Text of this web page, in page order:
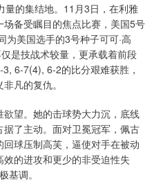
量的集结地。11月3日，在利雅
备受瞩目的焦点比赛，美国5号
为美国选手的3号种子可可·高
是技战术较量，更承载着前段
6-7(4), 6-2的比分艰难获胜，
凡的复仇。
望。她的击球势大力沉，底线
了主动。面对卫冕冠军，佩古
球压制高芙，逼使对手在被动
的进攻和更少的非受迫性失
基调。